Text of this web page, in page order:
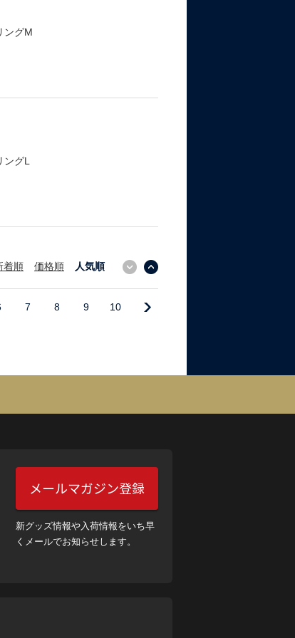
ングM
グL
着順 価格順 人気順
7 8 9 10
メールマガジン登録
新グッズ情報や入荷情報をいち早
くメールでお知らせします。